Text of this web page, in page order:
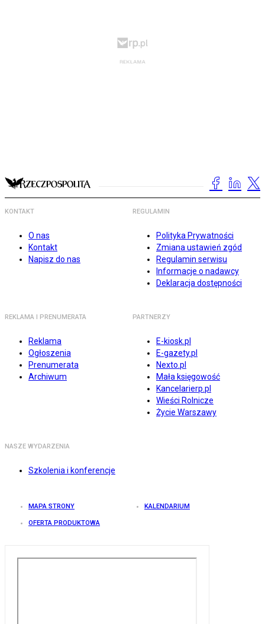
KONTAKT
O nas
Kontakt
Napisz do nas
REGULAMIN
Polityka Prywatności
Zmiana ustawień zgód
Regulamin serwisu
Informacje o nadawcy
Deklaracja dostępności
REKLAMA I PRENUMERATA
Reklama
Ogłoszenia
Prenumerata
Archiwum
PARTNERZY
E-kiosk.pl
E-gazety.pl
Nexto.pl
Mała księgowość
Kancelarierp.pl
Wieści Rolnicze
Życie Warszawy
NASZE WYDARZENIA
Szkolenia i konferencje
MAPA STRONY KALENDARIUM
OFERTA PRODUKTOWA